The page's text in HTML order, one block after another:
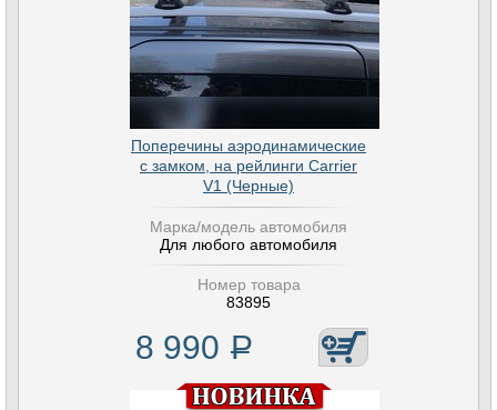
Поперечины аэродинамические
с замком, на рейлинги Carrier
V1 (Черные)
Марка/модель автомобиля
Для любого автомобиля
Номер товара
83895
8 990 Р